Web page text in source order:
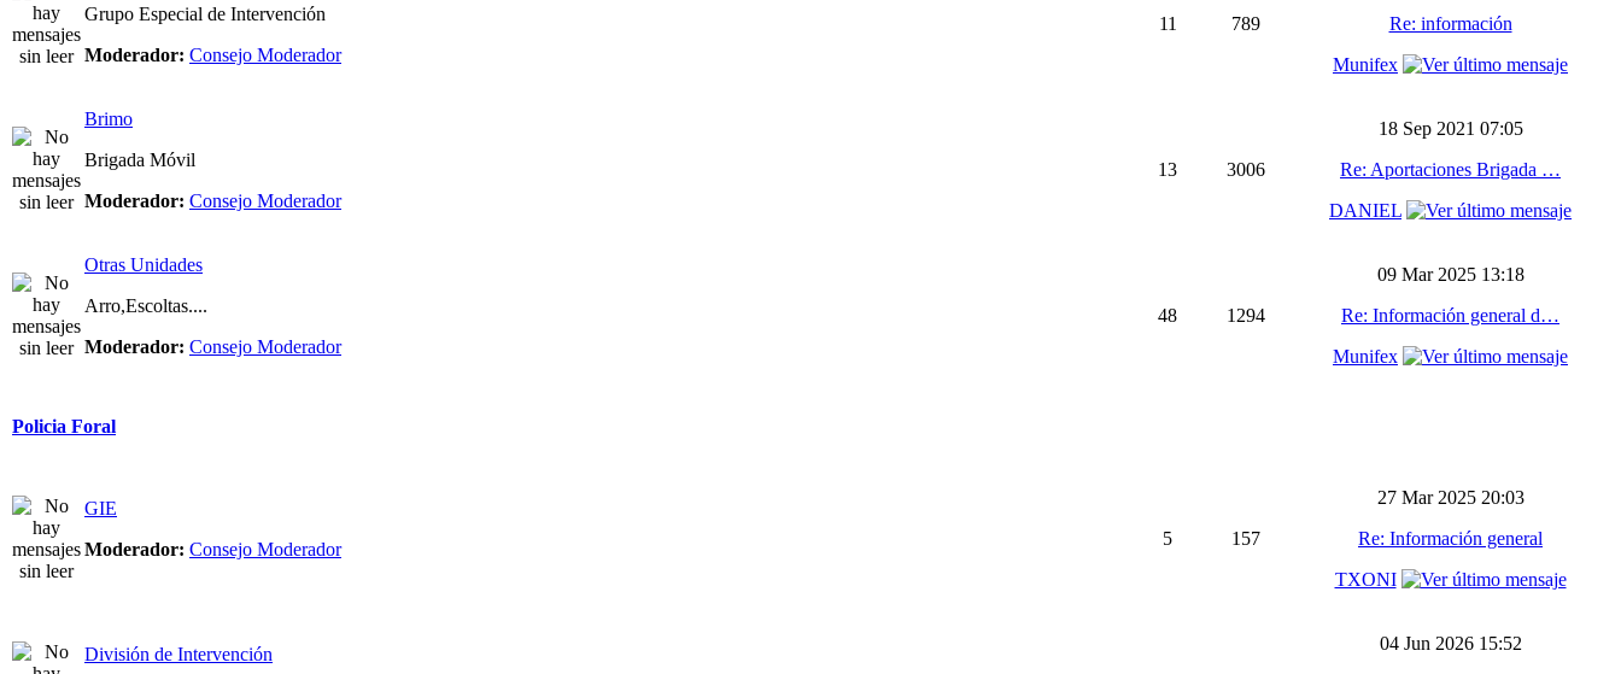
Grupo Especial de Intervención
Moderador: Consejo Moderador
11 789
Re: información
Munifex
Brimo
Brigada Móvil
Moderador: Consejo Moderador
13 3006
18 Sep 2021 07:05
Re: Aportaciones Brigada …
DANIEL
Otras Unidades
Arro,Escoltas....
Moderador: Consejo Moderador
48 1294
09 Mar 2025 13:18
Re: Información general d…
Munifex
Policia Foral
GIE
Moderador: Consejo Moderador
5 157
27 Mar 2025 20:03
Re: Información general
TXONI
División de Intervención
04 Jun 2026 15:52